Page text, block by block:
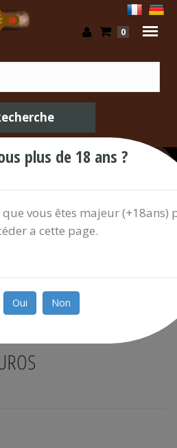
0
plus de 18 ans ?
vous êtes majeur (+18ans)
a cette page.
Oui Non